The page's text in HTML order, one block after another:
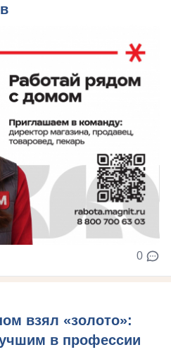
0
взял «золото»:
в профессии